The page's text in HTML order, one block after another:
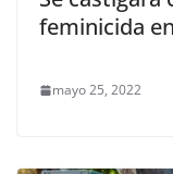
feminicida
mayo 25, 2022